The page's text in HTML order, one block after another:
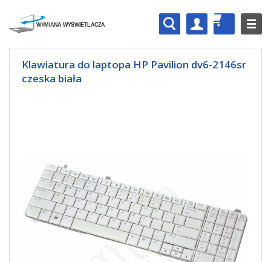
Klawiatura do laptopa HP Pavilion dv6-2146sr
czeska biała